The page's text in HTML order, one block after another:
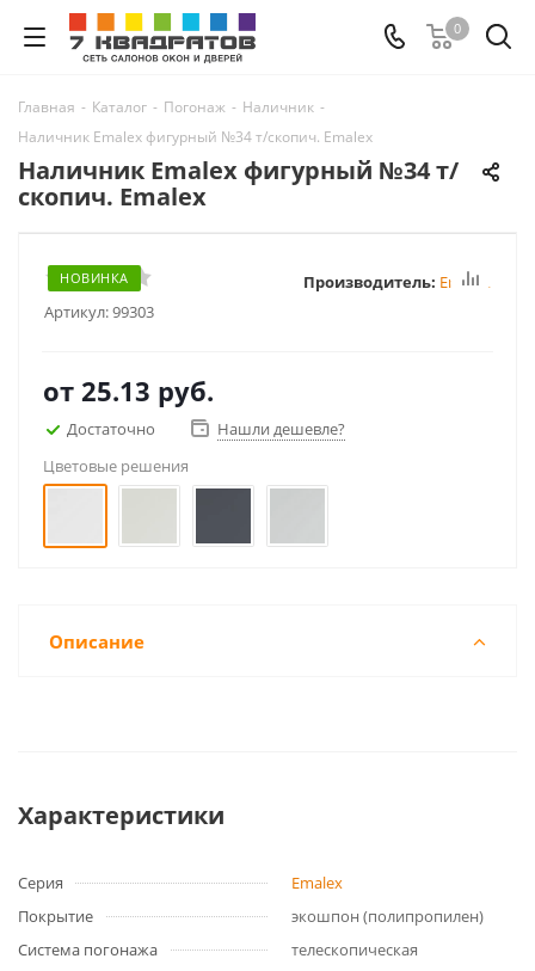
0
Главная - Каталог - Погонаж - Наличник -
Наличник Emalex фигурный №34 т/скопич. Emalex
Наличник Emalex фигурный №34 т/
скопич. Emalex
НОВИНКА
Артикул:99303
Производитель: Emalex
от 25.13 руб.
Достаточно
Нашли дешевле?
Цветовые решения
Описание
Характеристики
Серия
Emalex
Покрытие
экошпон (полипропилен)
Система погонажа
телескопическая